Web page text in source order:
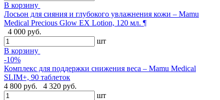
В корзину
Лосьон для сияния и глубокого увлажнения кожи – Mamu
Medical Precious Glow EX Lotion, 120 мл. ¶
4 000 руб.
шт
В корзину
-10%
Комплекс для поддержки снижения веса – Mamu Medical
SLIM+, 90 таблеток
4 800 руб.
4 320 руб.
шт